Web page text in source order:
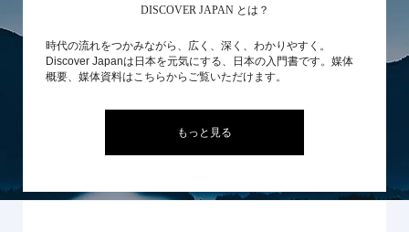
DISCOVER JAPAN とは？
時代の流れをつかみながら、広く、深く、わかりやすく。
Discover Japanは日本を元気にする、日本の入門書です。媒体
概要、媒体資料はこちらからご覧いただけます。
もっと見る